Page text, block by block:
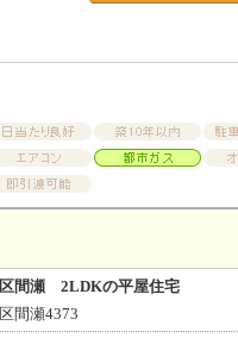
間瀬 2LDKの平屋住宅
間瀬4373